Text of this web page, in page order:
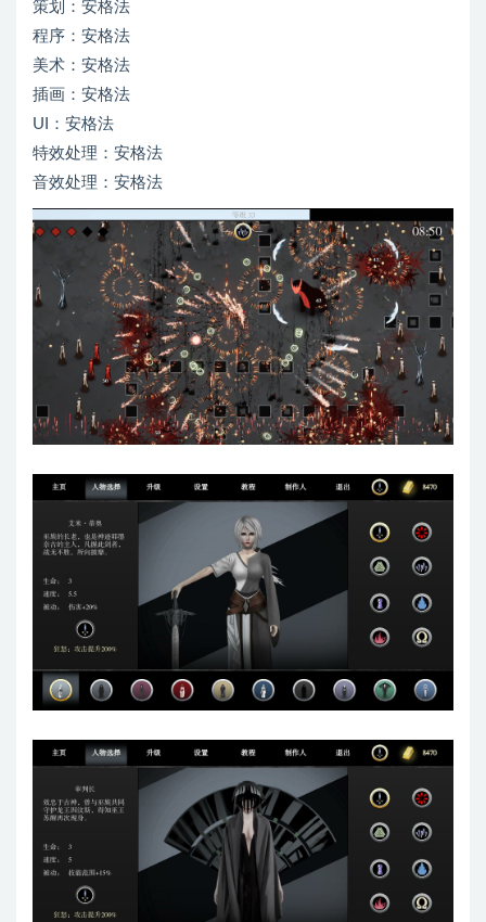
策划：安格法
程序：安格法
美术：安格法
插画：安格法
UI：安格法
特效处理：安格法
音效处理：安格法